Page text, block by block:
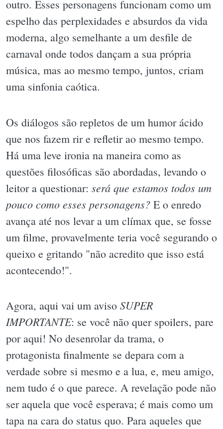
outro. Esses personagens funcionam como um
espelho das perplexidades e absurdos da vida
moderna, algo semelhante a um desfile de
carnaval onde todos dançam a sua própria
música, mas ao mesmo tempo, juntos, criam
uma sinfonia caótica.
Os diálogos são repletos de um humor ácido
que nos fazem rir e refletir ao mesmo tempo.
Há uma leve ironia na maneira como as
questões filosóficas são abordadas, levando o
leitor a questionar: será que estamos todos um
pouco como esses personagens? E o enredo
avança até nos levar a um clímax que, se fosse
um filme, provavelmente teria você segurando o
queixo e gritando "não acredito que isso está
acontecendo!".
Agora, aqui vai um aviso SUPER
IMPORTANTE: se você não quer spoilers, pare
por aqui! No desenrolar da trama, o
protagonista finalmente se depara com a
verdade sobre si mesmo e a lua, e, meu amigo,
nem tudo é o que parece. A revelação pode não
ser aquela que você esperava; é mais como um
tapa na cara do status quo. Para aqueles que